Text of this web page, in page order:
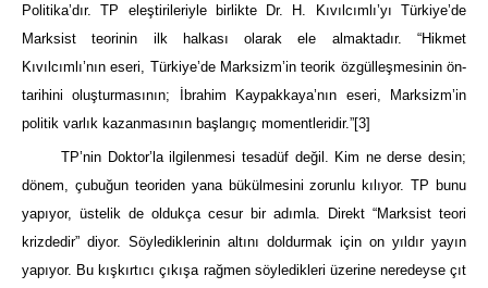
Politika’dır. TP eleştirileriyle birlikte Dr. H. Kıvılcımlı’yı Türkiye’de
Marksist teorinin ilk halkası olarak ele almaktadır. “Hikmet
Kıvılcımlı’nın eseri, Türkiye’de Marksizm’in teorik özgülleşmesinin ön-
tarihini oluşturmasının; İbrahim Kaypakkaya’nın eseri, Marksizm’in
politik varlık kazanmasının başlangıç momentleridir.”[3]
TP’nin Doktor’la ilgilenmesi tesadüf değil. Kim ne derse desin;
dönem, çubuğun teoriden yana bükülmesini zorunlu kılıyor. TP bunu
yapıyor, üstelik de oldukça cesur bir adımla. Direkt “Marksist teori
krizdedir” diyor. Söylediklerinin altını doldurmak için on yıldır yayın
yapıyor. Bu kışkırtıcı çıkışa rağmen söyledikleri üzerine neredeyse çıt